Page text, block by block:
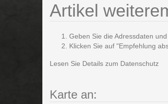
Artikel
Geben Sie die Adressdaten
Klicken Sie auf "Empfehlung
Lesen Sie Details zum Datenschutz
Karte an: